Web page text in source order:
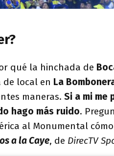
qué la hinchada de
de local en La
maneras. Si a mi me
hago más ruido.
al Monumental
a la Caye, de DirecTV